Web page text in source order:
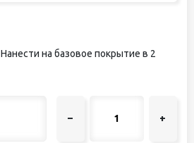
Нанести на базовое покрытие в 2
– +